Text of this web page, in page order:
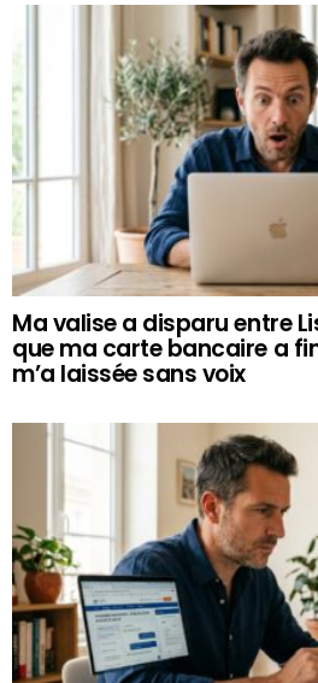
Ma valise a disparu entre
que ma carte bancaire a
m’a laissée sans voix